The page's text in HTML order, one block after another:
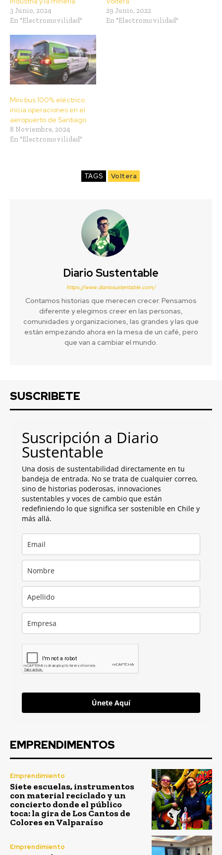
3 Junio, 2024
En "Electromovilidad"
29 Junio, 2022
En "Electromovilidad"
Mini bus 100% eléctrico
inicia operaciones en el
aeropuerto de Santiago
8 Noviembre, 2024
En "Electromovilidad"
TAGS Voltera
Diario Sustentable
https://www.diariosustentable.com/
Contamos historias que merecen crecer. Pensamos
diferente y elegimos creer en las personas,
comunidades y organizaciones, las grandes y las que
están empezando ahora en la mesa de un café, pero
que van a cambiar el mundo.
SUSCRIBETE
Suscripción a Diario
Sustentable
Una dosis de sustentabilidad directamente en tu
bandeja de entrada. No se trata de cualquier correo,
sino de historias poderosas, innovaciones
sustentables y voces de cambio que están
redefiniendo lo que significa ser sostenible en Chile y
más allá.
Únete Aquí
EMPRENDIMENTOS
Emprendimiento
Siete escuelas, instrumentos
con material reciclado y un
concierto donde el público
toca: la gira de Los Cantos de
Colores en Valparaíso
Emprendimiento